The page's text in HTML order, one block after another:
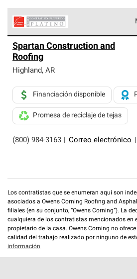
Corning constituyen el nivel
exclusiva y cumplen con
profesionalismo, confiabilidad y
sistemas de techos.
Spartan Construction and
Roofing
Highland, AR
(800) 984-3163 Correo electrónico
Financiación disponible
Promesa de reciclaje de tejas
Los contratistas que se enumeran aquí son
asociados a Owens Corning Roofing and
filiales (en su conjunto, “Owens Corning”). La
cualquiera de los contratistas mencionados en
propietario de la casa. Owens Corning no
calidad del trabajo realizado por ninguno de
información